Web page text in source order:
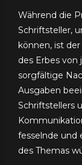
Während die
Schriftsteller,
können, ist
des Erbes
sorgfältige
Ausgaben
Schriftstellers
fesselnde und
des Themas